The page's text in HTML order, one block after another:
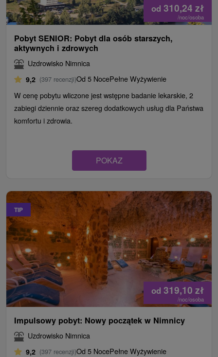
od 310,24 zł
/noc/osoba
Pobyt SENIOR: Pobyt dla osób starszych,
aktywnych i zdrowych
Uzdrowisko Nimnica
9,2 (397 recenzji)Od 5 NocePełne Wyżywienie
W cenę pobytu wliczone jest wstępne badanie lekarskie, 2
zabiegi dziennie oraz szereg dodatkowych usług dla Państwa
komfortu i zdrowia.
POKAZ
TIP
od 319,10 zł
/noc/osoba
Impulsowy pobyt: Nowy początek w Nimnicy
Uzdrowisko Nimnica
9,2 (397 recenzji)Od 5 NocePełne Wyżywienie